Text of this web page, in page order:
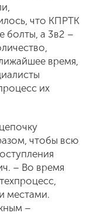
что КПРТК
болты, а 3в2 –
время,
их
чтобы всю
– Во время
местами.
–